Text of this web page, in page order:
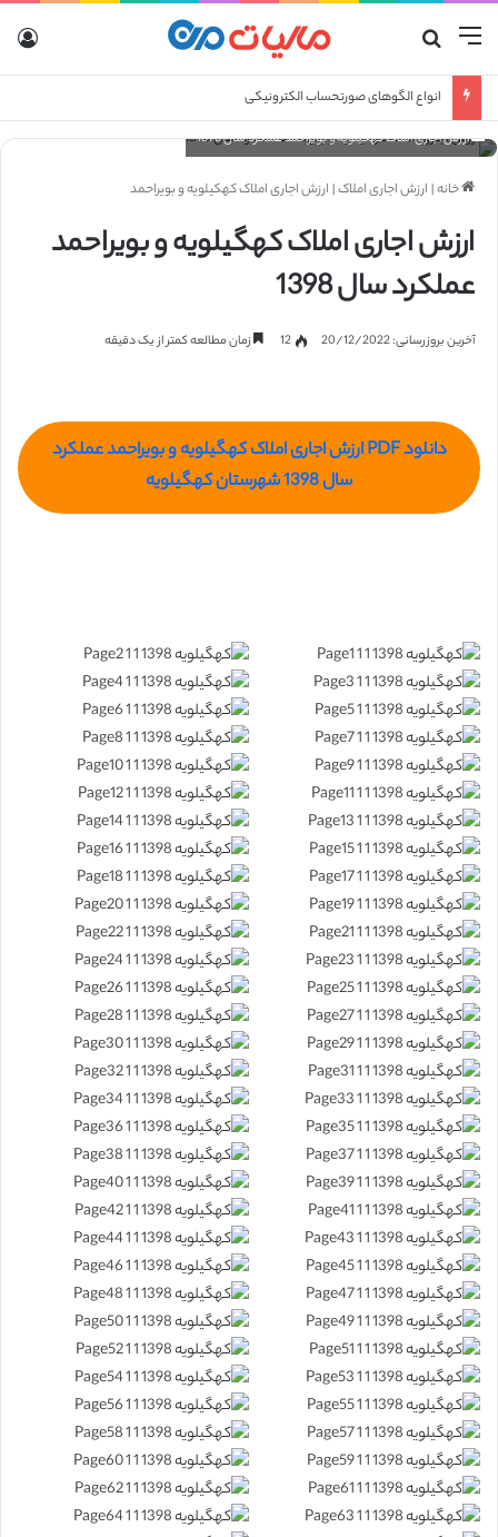
منو
انواع الگوهای صورتحساب الکترونیکی
ارزش اجاری املاک کهگیلویه و بویراحمد عملکرد سال 1398
خانه| ارزش اجاری املاک| ارزش اجاری املاک کهکیلویه و بویراحمد
ارزش اجاری املاک کهگیلویه و بویراحمد
عملکرد سال 1398
آخرین بروزرسانی: 20/12/2022 12 زمان مطالعه کمتر از یک دقیقه
دانلود PDF ارزش اجاری املاک کهگیلویه و بویراحمد عملکرد
سال 1398 شهرستان کهگیلویه